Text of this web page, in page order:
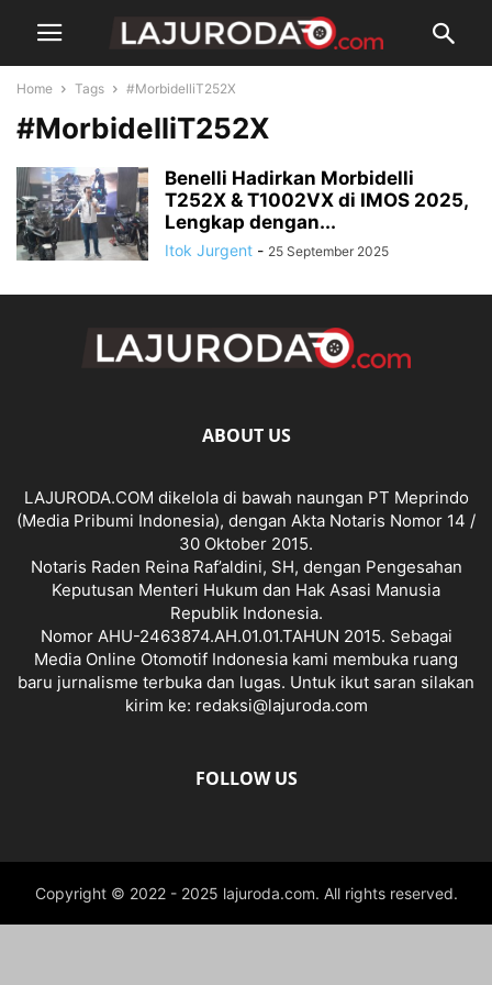
Home Tags #MorbidelliT252X
#MorbidelliT252X
Benelli Hadirkan Morbidelli
T252X & T1002VX di IMOS 2025,
Lengkap dengan...
Itok Jurgent - 25 September 2025
ABOUT US
LAJURODA.COM dikelola di bawah naungan PT Meprindo
(Media Pribumi Indonesia), dengan Akta Notaris Nomor 14 /
30 Oktober 2015.
Notaris Raden Reina Raf’aldini, SH, dengan Pengesahan
Keputusan Menteri Hukum dan Hak Asasi Manusia
Republik Indonesia.
Nomor AHU-2463874.AH.01.01.TAHUN 2015. Sebagai
Media Online Otomotif Indonesia kami membuka ruang
baru jurnalisme terbuka dan lugas. Untuk ikut saran silakan
kirim ke: redaksi@lajuroda.com
FOLLOW US
Copyright © 2022 - 2025 lajuroda.com. All rights reserved.